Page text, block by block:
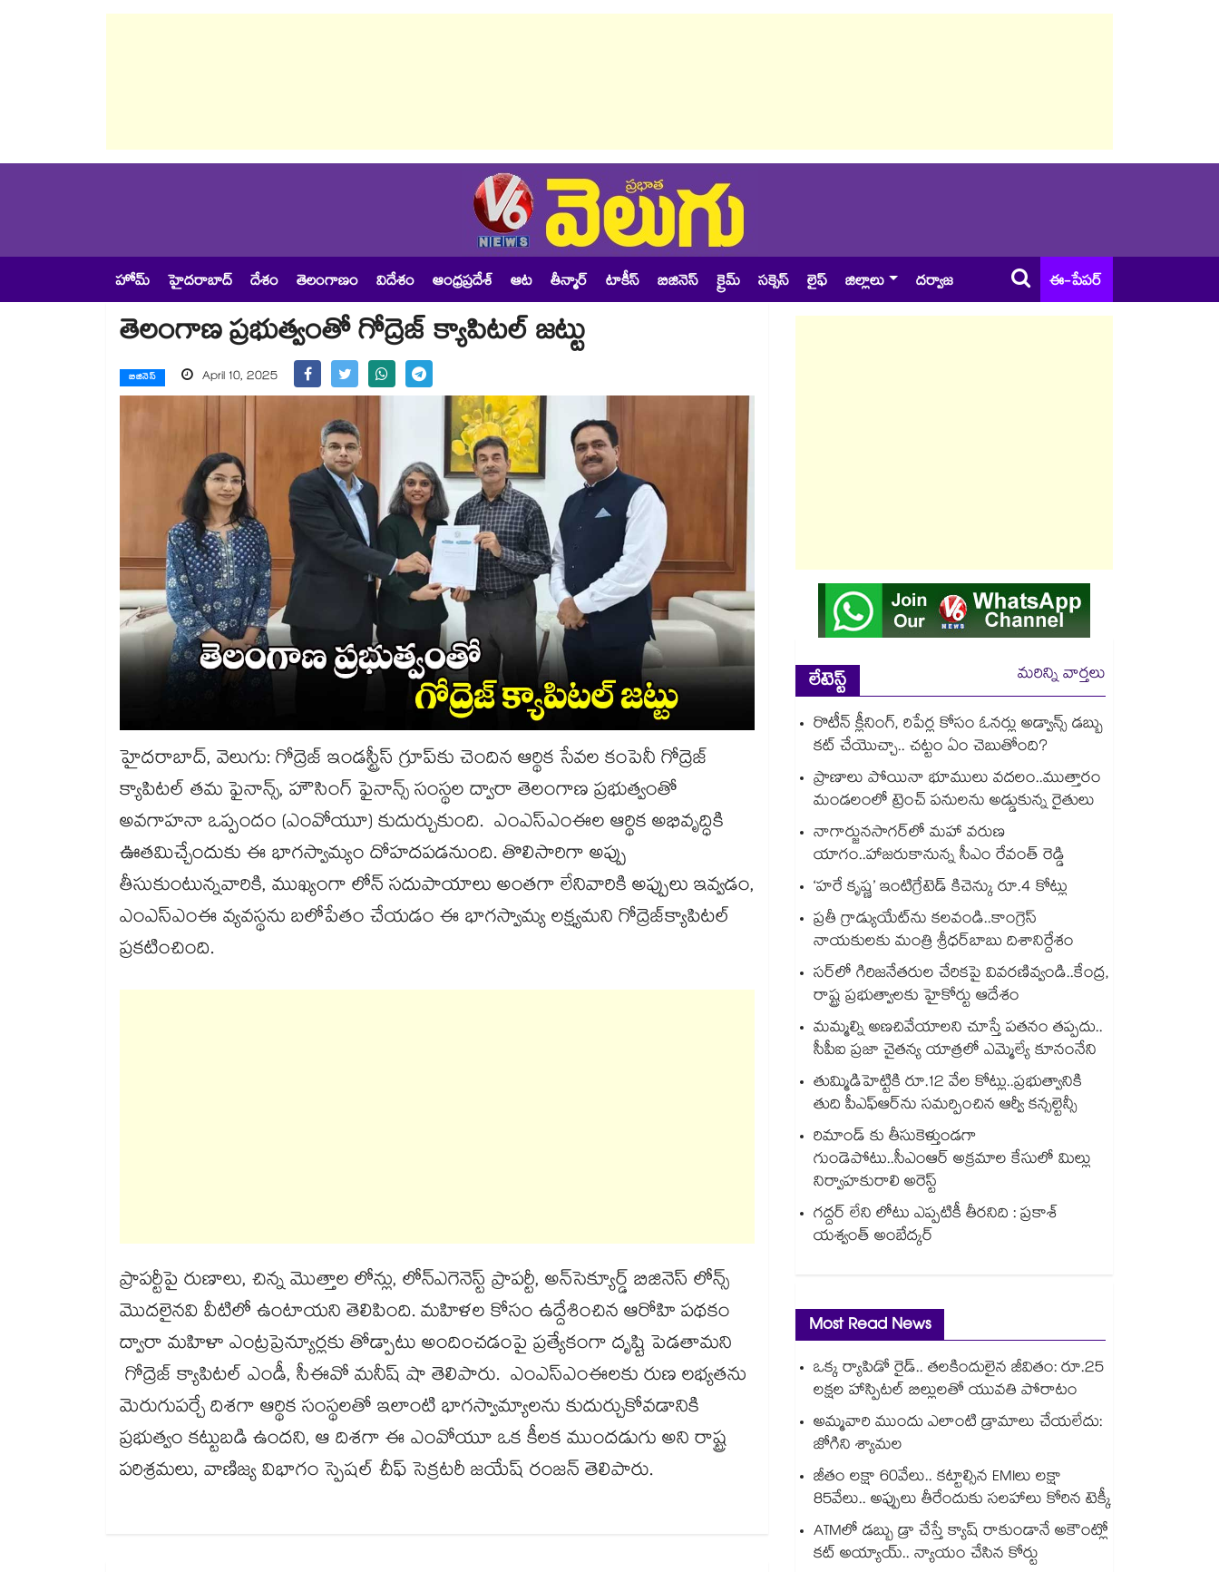
హోమ్ హైదరాబాద్ దేశం తెలంగాణం విదేశం ఆంధ్రప్రదేశ్ ఆట తీన్మార్ టాకీస్ బిజినెస్ క్రైమ్ సక్సెస్ లైఫ్ జిల్లాలు దర్వాజ ఈ-పేపర్
తెలంగాణ ప్రభుత్వంతో గోద్రెజ్ క్యాపిటల్ జట్టు
బిజినెస్ April 10, 2025
హైదరాబాద్​, వెలుగు: గోద్రెజ్ ఇండస్ట్రీస్ గ్రూప్‌‌‌‌‌‌‌‌కు చెందిన ఆర్థిక సేవల కంపెనీ గోద్రెజ్
క్యాపిటల్ తమ ఫైనాన్స్, హౌసింగ్ ఫైనాన్స్ సంస్థల ద్వారా తెలంగాణ ప్రభుత్వంతో
అవగాహనా ఒప్పందం (ఎంవోయూ) కుదుర్చుకుంది. ఎంఎస్ఎంఈల ఆర్థిక అభివృద్ధికి
ఊతమిచ్చేందుకు ఈ భాగస్వామ్యం దోహదపడనుంది. తొలిసారిగా అప్పు
తీసుకుంటున్నవారికి, ముఖ్యంగా లోన్​ సదుపాయాలు అంతగా లేనివారికి అప్పులు ఇవ్వడం,
ఎంఎస్ఎంఈ వ్యవస్థను బలోపేతం చేయడం ఈ భాగస్వామ్య లక్ష్యమని గోద్రెజ్​క్యాపిటల్​
ప్రకటించింది.
ప్రాపర్టీపై రుణాలు, చిన్న మొత్తాల లోన్లు, లోన్​ఎగెనెస్ట్ ప్రాపర్టీ, అన్‌‌‌‌‌‌‌‌సెక్యూర్డ్ బిజినెస్ లోన్స్
మొదలైనవి వీటిలో ఉంటాయని తెలిపింది. మహిళల కోసం ఉద్దేశించిన ఆరోహి పథకం
ద్వారా మహిళా ఎంట్రప్రెన్యూర్లకు తోడ్పాటు అందించడంపై ప్రత్యేకంగా దృష్టి పెడతామని
గోద్రెజ్ క్యాపిటల్ ఎండీ, సీఈవో మనీష్ షా తెలిపారు. ఎంఎస్ఎంఈలకు రుణ లభ్యతను
మెరుగుపర్చే దిశగా ఆర్థిక సంస్థలతో ఇలాంటి భాగస్వామ్యాలను కుదుర్చుకోవడానికి
ప్రభుత్వం కట్టుబడి ఉందని, ఆ దిశగా ఈ ఎంవోయూ ఒక కీలక ముందడుగు అని రాష్ట్ర
పరిశ్రమలు, వాణిజ్య విభాగం స్పెషల్ చీఫ్ సెక్రటరీ జయేష్ రంజన్ తెలిపారు.
లేటెస్ట్
మరిన్ని వార్తలు
రొటీన్ క్లీనింగ్, రిపేర్ల కోసం ఓనర్లు అడ్వాన్స్ డబ్బు
కట్ చేయెుచ్చా.. చట్టం ఏం చెబుతోంది?
ప్రాణాలు పోయినా భూములు వదలం..ముత్తారం
మండలంలో ట్రెంచ్ పనులను అడ్డుకున్న రైతులు
నాగార్జునసాగర్‌లో మహా వరుణ
యాగం..హాజరుకానున్న సీఎం రేవంత్ రెడ్డి
‘హరే కృష్ణ’ ఇంటిగ్రేటెడ్ కిచెన్కు రూ.4 కోట్లు
ప్రతీ గ్రాడ్యుయేట్‌‌‌‌‌‌‌‌ను కలవండి..కాంగ్రెస్‌‌‌‌‌‌‌‌
నాయకులకు మంత్రి శ్రీధర్‌‌‌‌‌‌‌‌బాబు దిశానిర్దేశం
సర్‌‌లో గిరిజనేతరుల చేరికపై వివరణివ్వండి..కేంద్ర,
రాష్ట్ర ప్రభుత్వాలకు హైకోర్టు ఆదేశం
మమ్మల్ని అణచివేయాలని చూస్తే పతనం తప్పదు..
సీపీఐ ప్రజా చైతన్య యాత్రలో ఎమ్మెల్యే కూనంనేని
తుమ్మిడిహెట్టికి రూ.12 వేల కోట్లు..ప్రభుత్వానికి
తుది పీఎఫ్‌‌ఆర్‌‌ను సమర్పించిన ఆర్వీ కన్సల్టెన్సీ
రిమాండ్ కు తీసుకెళ్తుండగా
గుండెపోటు..సీఎంఆర్ అక్రమాల కేసులో మిల్లు
నిర్వాహకురాలి అరెస్ట్
గద్దర్ లేని లోటు ఎప్పటికీ తీరనిది : ప్రకాశ్
యశ్వంత్ అంబేద్కర్
Most Read News
ఒక్క ర్యాపిడో రైడ్.. తలకిందులైన జీవితం: రూ.25
లక్షల హాస్పిటల్ బిల్లులతో యువతి పోరాటం
అమ్మవారి ముందు ఎలాంటి డ్రామాలు చేయలేదు:
జోగిని శ్యామల
జీతం లక్షా 60వేలు.. కట్టాల్సిన EMIలు లక్షా
85వేలు.. అప్పులు తీరేందుకు సలహాలు కోరిన టెక్కీ
ATMలో డబ్బు డ్రా చేస్తే క్యాష్ రాకుండానే అకౌంట్లో
కట్ అయ్యాయ్.. న్యాయం చేసిన కోర్టు